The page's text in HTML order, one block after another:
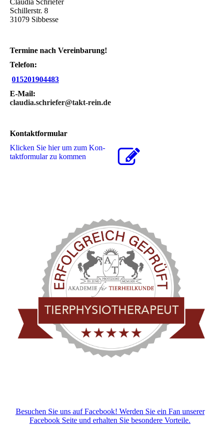
Claudia Schriefer
Schillerstr. 8
31079 Sibbesse
Termine nach Vereinbarung!
Telefon:
015201904483
E-Mail:
claudia.schriefer@takt-rein.de
Kontaktformular
Klicken Sie hier um zum Kon­
takt­for­mu­lar zu kommen
Besuchen Sie uns auf Facebook! Werden Sie ein Fan unserer
Facebook Seite und erhalten Sie besondere Vorteile.